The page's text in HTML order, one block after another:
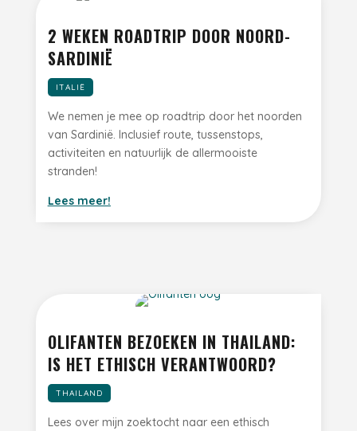
2 WEKEN ROADTRIP DOOR NOORD-
SARDINIË
ITALIË
We nemen je mee op roadtrip door het noorden
van Sardinië. Inclusief route, tussenstops,
activiteiten en natuurlijk de allermooiste
stranden!
Lees meer!
OLIFANTEN BEZOEKEN IN THAILAND:
IS HET ETHISCH VERANTWOORD?
THAILAND
Lees over mijn zoektocht naar een ethisch